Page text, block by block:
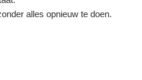
alles opnieuw te doen.